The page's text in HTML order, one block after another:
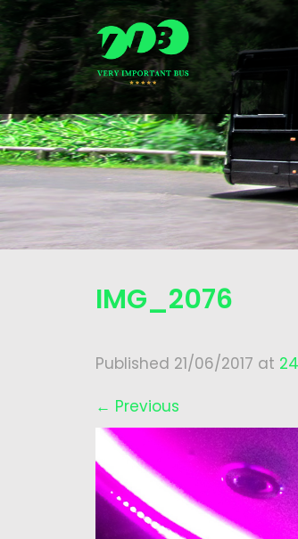
IMG_2076
Published 21/06/2017 at
← Previous